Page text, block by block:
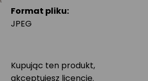
Format pliku:
JPEG
Kupując ten produkt,
akceptujesz licencję.